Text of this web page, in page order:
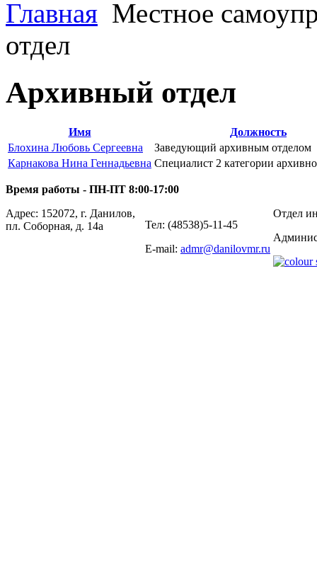
Главная Местное
отдел
Архивный отдел
Имя
Должность
Блохина Любовь Сергеевна
Заведующий архивным отделом
Карнакова Нина Геннадьевна Специалист 2 категории
Время работы - ПН-ПТ 8:00-17:00
Адрес: 152072, г. Данилов,
пл. Соборная, д. 14а
Тел: (48538)5-11-45
E-mail: admr@danilovmr.ru
Отдел